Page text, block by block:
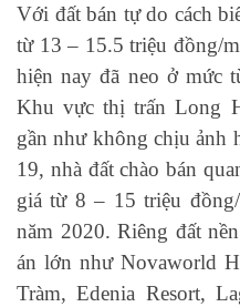
Với đất bán tự do cách
từ 13 – 15.5 triệu đồng/m
hiện nay đã neo ở mức
Khu vực thị trấn Long
gần như không chịu ảnh
19, nhà đất chào bán
giá từ 8 – 15 triệu
năm 2020. Riêng đất
án lớn như Novaworld
Tràm, Edenia Resort,